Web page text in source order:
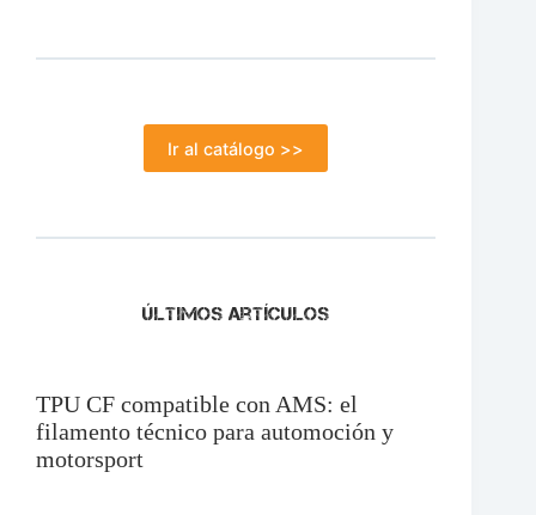
Ir al catálogo >>
Últimos artículos
TPU CF compatible con AMS: el
filamento técnico para automoción y
motorsport